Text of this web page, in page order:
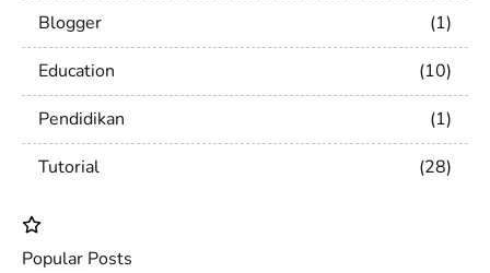
Blogger
1
Education
10
Pendidikan
1
Tutorial
28
Popular Posts